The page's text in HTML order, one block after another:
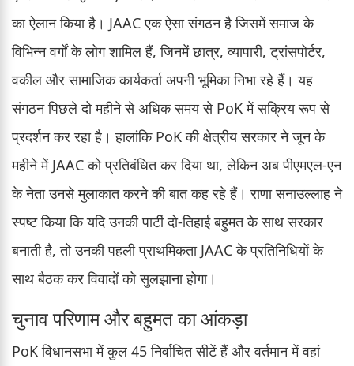
का ऐलान किया है। JAAC एक ऐसा संगठन है जिसमें समाज के
विभिन्न वर्गों के लोग शामिल हैं, जिनमें छात्र, व्यापारी, ट्रांसपोर्टर,
वकील और सामाजिक कार्यकर्ता अपनी भूमिका निभा रहे हैं। यह
संगठन पिछले दो महीने से अधिक समय से PoK में सक्रिय रूप से
प्रदर्शन कर रहा है। हालांकि PoK की क्षेत्रीय सरकार ने जून के
महीने में JAAC को प्रतिबंधित कर दिया था, लेकिन अब पीएमएल-एन
के नेता उनसे मुलाकात करने की बात कह रहे हैं। राणा सनाउल्लाह ने
स्पष्ट किया कि यदि उनकी पार्टी दो-तिहाई बहुमत के साथ सरकार
बनाती है, तो उनकी पहली प्राथमिकता JAAC के प्रतिनिधियों के
साथ बैठक कर विवादों को सुलझाना होगा।
चुनाव परिणाम और बहुमत का आंकड़ा
PoK विधानसभा में कुल 45 निर्वाचित सीटें हैं और वर्तमान में वहां